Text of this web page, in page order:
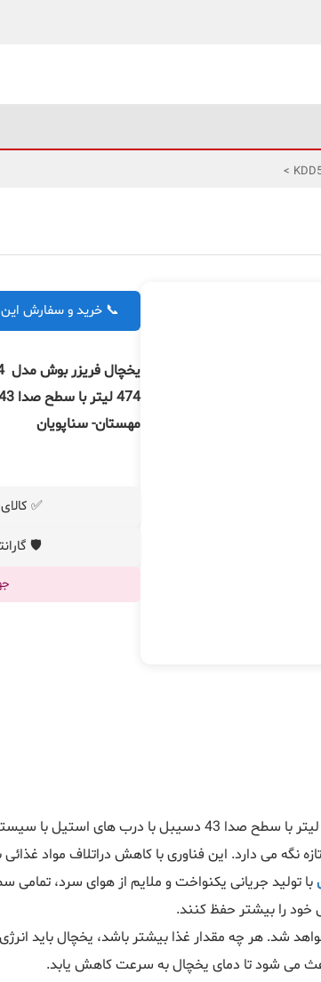
>
📞 خرید و سفارش این
مهستان- سناپویان
✅
🛡️
تازه نگه می دارد. این فناوری با کاهش دراتلاف مواد
با تولید جریانی یکنواخت و ملایم از هوای سرد،
را بیشتر حفظ کنند.
شد. هر چه مقدار غذا بیشتر باشد، یخچال باید
می شود تا دمای یخچال به سرعت کاهش یابد.